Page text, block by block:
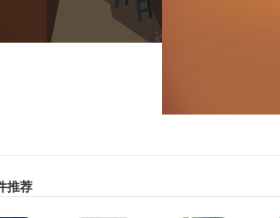
在游戏进行的过程中，可以的使用道具，可以触发
不同的关卡，地图的设计也不同，越过障碍物的
推荐